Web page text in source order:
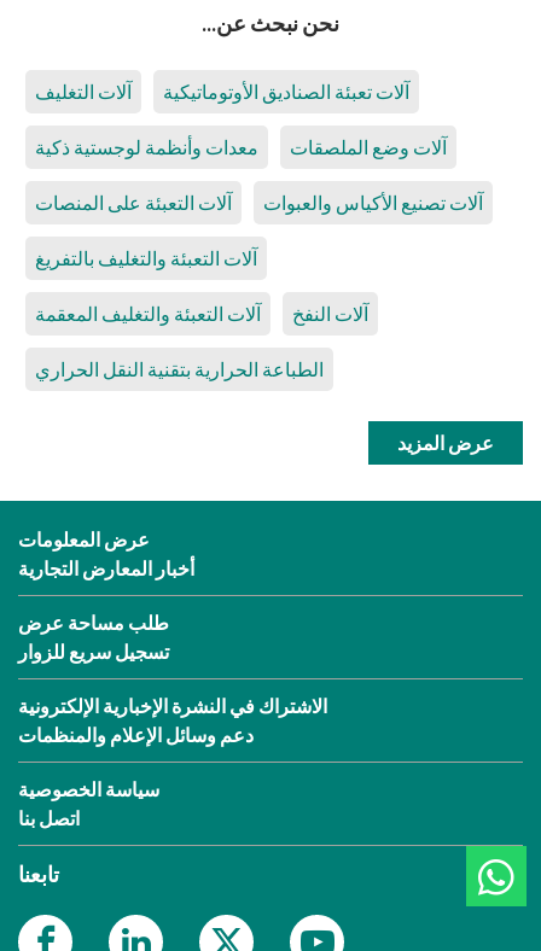
نحن نبحث عن...
آلات التغليف آلات تعبئة الصناديق الأوتوماتيكية
معدات وأنظمة لوجستية ذكية آلات وضع الملصقات
آلات التعبئة على المنصات آلات تصنيع الأكياس والعبوات
آلات التعبئة والتغليف بالتفريغ
آلات التعبئة والتغليف المعقمة آلات النفخ
الطباعة الحرارية بتقنية النقل الحراري
عرض المزيد
عرض المعلومات
أخبار المعارض التجارية
طلب مساحة عرض
تسجيل سريع للزوار
الاشتراك في النشرة الإخبارية الإلكترونية
دعم وسائل الإعلام والمنظمات
سياسة الخصوصية
اتصل بنا
تابعنا